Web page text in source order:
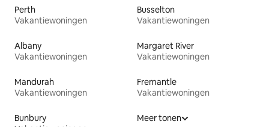
Perth
Vakantiewoningen
Busselton
Vakantiewoningen
Albany
Vakantiewoningen
Margaret River
Vakantiewoningen
Mandurah
Vakantiewoningen
Fremantle
Vakantiewoningen
Bunbury
Meer tonen